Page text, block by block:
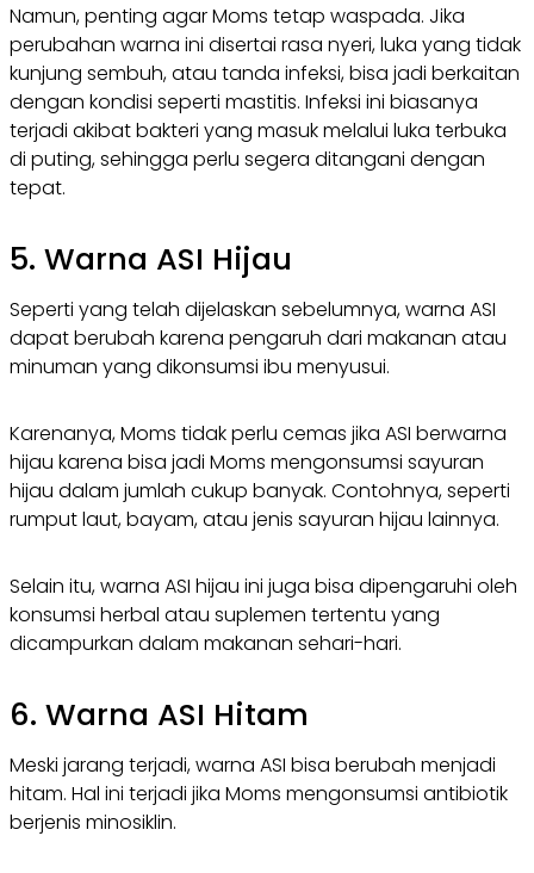
Namun, penting agar Moms tetap waspada. Jika
perubahan warna ini disertai rasa nyeri, luka yang tidak
kunjung sembuh, atau tanda infeksi, bisa jadi berkaitan
dengan kondisi seperti mastitis. Infeksi ini biasanya
terjadi akibat bakteri yang masuk melalui luka terbuka
di puting, sehingga perlu segera ditangani dengan
tepat.
5. Warna ASI Hijau
Seperti yang telah dijelaskan sebelumnya, warna ASI
dapat berubah karena pengaruh dari makanan atau
minuman yang dikonsumsi ibu menyusui.
Karenanya, Moms tidak perlu cemas jika ASI berwarna
hijau karena bisa jadi Moms mengonsumsi sayuran
hijau dalam jumlah cukup banyak. Contohnya, seperti
rumput laut, bayam, atau jenis sayuran hijau lainnya.
Selain itu, warna ASI hijau ini juga bisa dipengaruhi oleh
konsumsi herbal atau suplemen tertentu yang
dicampurkan dalam makanan sehari-hari.
6. Warna ASI Hitam
Meski jarang terjadi, warna ASI bisa berubah menjadi
hitam. Hal ini terjadi jika Moms mengonsumsi antibiotik
berjenis minosiklin.